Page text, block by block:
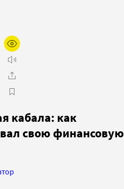
кабала: как
свою финансовую